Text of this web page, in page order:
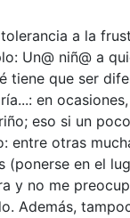
a la
Un@ niñ@ a
tiene que ser
en
eso si un
entre otras
(ponerse en el
y no me
Además,